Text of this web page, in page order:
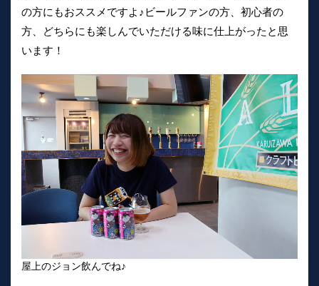
の方にもおススメですよ♪ビールファンの方、初心者の
方、どちらにも楽しんでいただける味に仕上がったと思
います！
屋上のジョン飲んでね♪